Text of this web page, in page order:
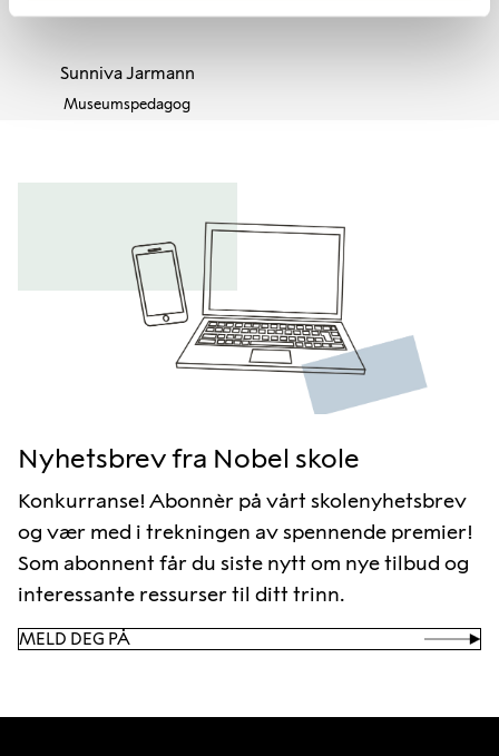
Sunniva Jarmann
Museumspedagog
Nyhetsbrev fra Nobel skole
Konkurranse! Abonnèr på vårt skolenyhetsbrev
og vær med i trekningen av spennende premier!
Som abonnent får du siste nytt om nye tilbud og
interessante ressurser til ditt trinn.
MELD DEG PÅ